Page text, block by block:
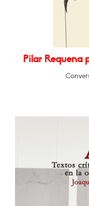
Pilar Requena